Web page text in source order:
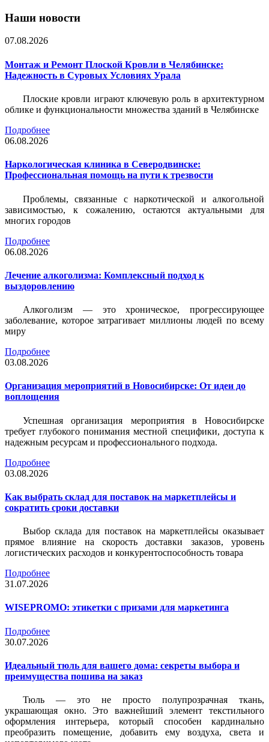
Наши новости
07.08.2026
Монтаж и Ремонт Плоской Кровли в Челябинске:
Надежность в Суровых Условиях Урала
Плоские кровли играют ключевую роль в архитектурном
облике и функциональности множества зданий в Челябинске
Подробнее
06.08.2026
Наркологическая клиника в Северодвинске:
Профессиональная помощь на пути к трезвости
Проблемы, связанные с наркотической и алкогольной
зависимостью, к сожалению, остаются актуальными для
многих городов
Подробнее
06.08.2026
Лечение алкоголизма: Комплексный подход к
выздоровлению
Алкоголизм — это хроническое, прогрессирующее
заболевание, которое затрагивает миллионы людей по всему
миру
Подробнее
03.08.2026
Организация мероприятий в Новосибирске: От идеи до
воплощения
Успешная организация мероприятия в Новосибирске
требует глубокого понимания местной специфики, доступа к
надежным ресурсам и профессионального подхода.
Подробнее
03.08.2026
Как выбрать склад для поставок на маркетплейсы и
сократить сроки доставки
Выбор склада для поставок на маркетплейсы оказывает
прямое влияние на скорость доставки заказов, уровень
логистических расходов и конкурентоспособность товара
Подробнее
31.07.2026
WISEPROMO: этикетки с призами для маркетинга
Подробнее
30.07.2026
Идеальный тюль для вашего дома: секреты выбора и
преимущества пошива на заказ
Тюль — это не просто полупрозрачная ткань,
украшающая окно. Это важнейший элемент текстильного
оформления интерьера, который способен кардинально
преобразить помещение, добавить ему воздуха, света и